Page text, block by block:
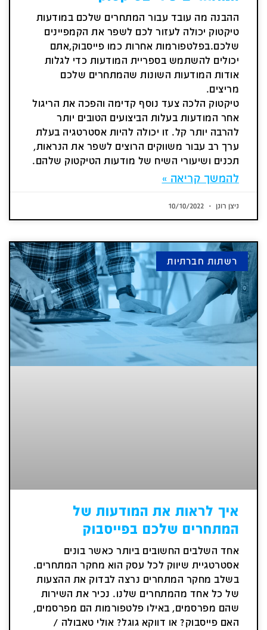
ההבנה מה עובד עבור המתחרים שלכם במודעות
טיקטוק יכולה לעזור לכם לשפר את הקמפיינים
שלכם.בפלטפורמות אחרות כמו פייסבוק,אתם
יכולים להשתמש בספריית המודעות כדי לגלות
אודות המודעות השונות שהמתחרים שלכם
מריצים.
טיקטוק הלכה צעד נוסף קדימה והפכה את הריגול
אחר המודעות בעלות הביצועים הטובים יותר
להרבה יותר קל. זו יכולה להיות אסטרטגיה בעלת
ערך רב עבור משווקים הרוצים לשפר את הנראות,
תכנים ושיעורי השיח של מודעות הטיקטוק שלהם.
להמשך קריאה »
ניצן רונן
רשתות חברתיות
איך לראות את המודעות של
המתחרים שלכם בפייסבוק
אחד השלבים החשובים ביותר כאשר בונים
אסטרטגיית שיווק לכל עסק הוא מחקר המתחרים.
בשלב מחקר המתחרים נרצה לבדוק את ההצעות
של כל אחד מהמתחרים שלנו. נכיר את השירות
שהם מפרסמים, באילו פלטפורמות הם מפרסמים,
האם פייסבוק? או דווקא גוגל? אולי טאבולה /